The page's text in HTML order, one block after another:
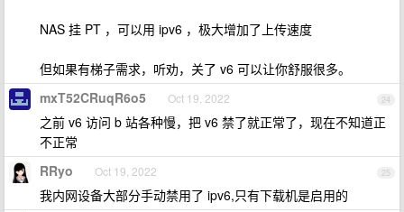
NAS 挂 PT ，可以用 ipv6 ，极大增加了上传速度
但如果有梯子需求，听劝，关了 v6 可以让你舒服很多。
24
mxT52CRuqR6o5 Oct 19, 2022
之前 v6 访问 b 站各种慢，把 v6 禁了就正常了，现在不知道正
不正常
25
RRyo Oct 19, 2022
我内网设备大部分手动禁用了 ipv6,只有下载机是启用的